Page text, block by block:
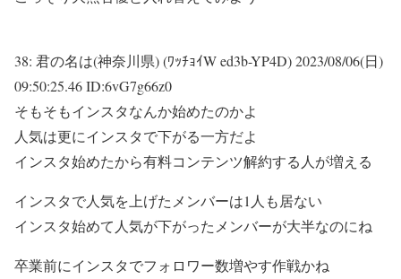
38: 君の名は(神奈川県) (ﾜｯﾁｮｲW ed3b-YP4D)2023/08/06(日)
09:50:25.46 ID:6vG7g66z0
そもそもインスタなんか始めたのかよ
人気は更にインスタで下がる一方だよ
インスタ始めたから有料コンテンツ解約する人が増える
インスタで人気を上げたメンバーは1人も居ない
インスタ始めて人気が下がったメンバーが大半なのにね
卒業前にインスタでフォロワー数増やす作戦かね